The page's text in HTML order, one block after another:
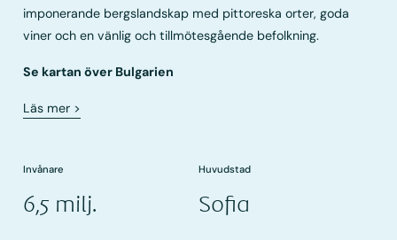
imponerande bergslandskap med pittoreska orter, goda
viner och en vänlig och tillmötesgående befolkning.
Se kartan över Bulgarien
Läs mer >
Invånare
6,5 milj.
Huvudstad
Sofia